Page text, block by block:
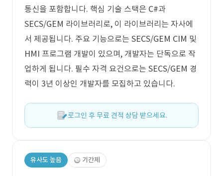
통신을 포함합니다. 핵심 기술 스택은 C#과
SECS/GEM 라이브러리로, 이 라이브러리는 자사에
서 제공됩니다. 주요 기능으로는 SECS/GEM CIM 및
HMI 프로그램 개발이 있으며, 개발자는 단독으로 작
업하게 됩니다. 필수 자격 요건으로는 SECS/GEM 경
력이 3년 이상인 개발자를 모집하고 있습니다.
로그인 후 무료 견적 상담 받으세요.
유사도 높음 기간제